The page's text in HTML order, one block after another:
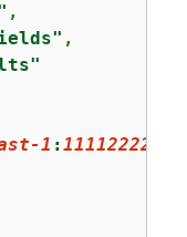
,
,
1 :